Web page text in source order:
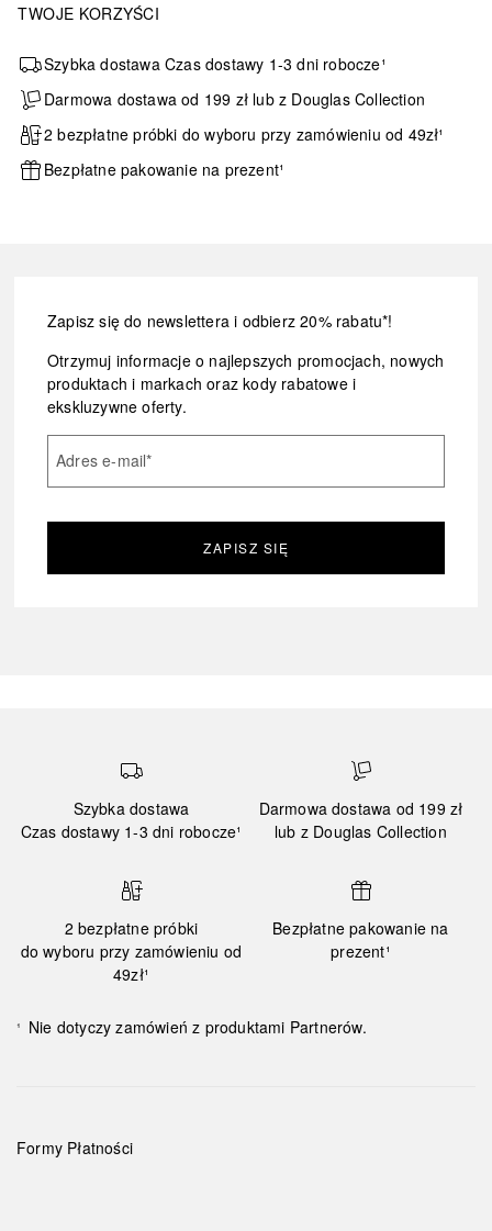
TWOJE KORZYŚCI
Szybka dostawa Czas dostawy 1-3 dni robocze¹
Darmowa dostawa od 199 zł lub z Douglas Collection
2 bezpłatne próbki do wyboru przy zamówieniu od 49zł¹
Bezpłatne pakowanie na prezent¹
Zapisz się do newslettera i odbierz 20% rabatu*!
Otrzymuj informacje o najlepszych promocjach, nowych
produktach i markach oraz kody rabatowe i
ekskluzywne oferty.
Adres e-mail*
ZAPISZ SIĘ
Szybka dostawa
Czas dostawy 1-3 dni robocze¹
Darmowa dostawa od 199 zł
lub z Douglas Collection
2 bezpłatne próbki
do wyboru przy zamówieniu od
49zł¹
Bezpłatne pakowanie na
prezent¹
¹ Nie dotyczy zamówień z produktami Partnerów.
Formy Płatności